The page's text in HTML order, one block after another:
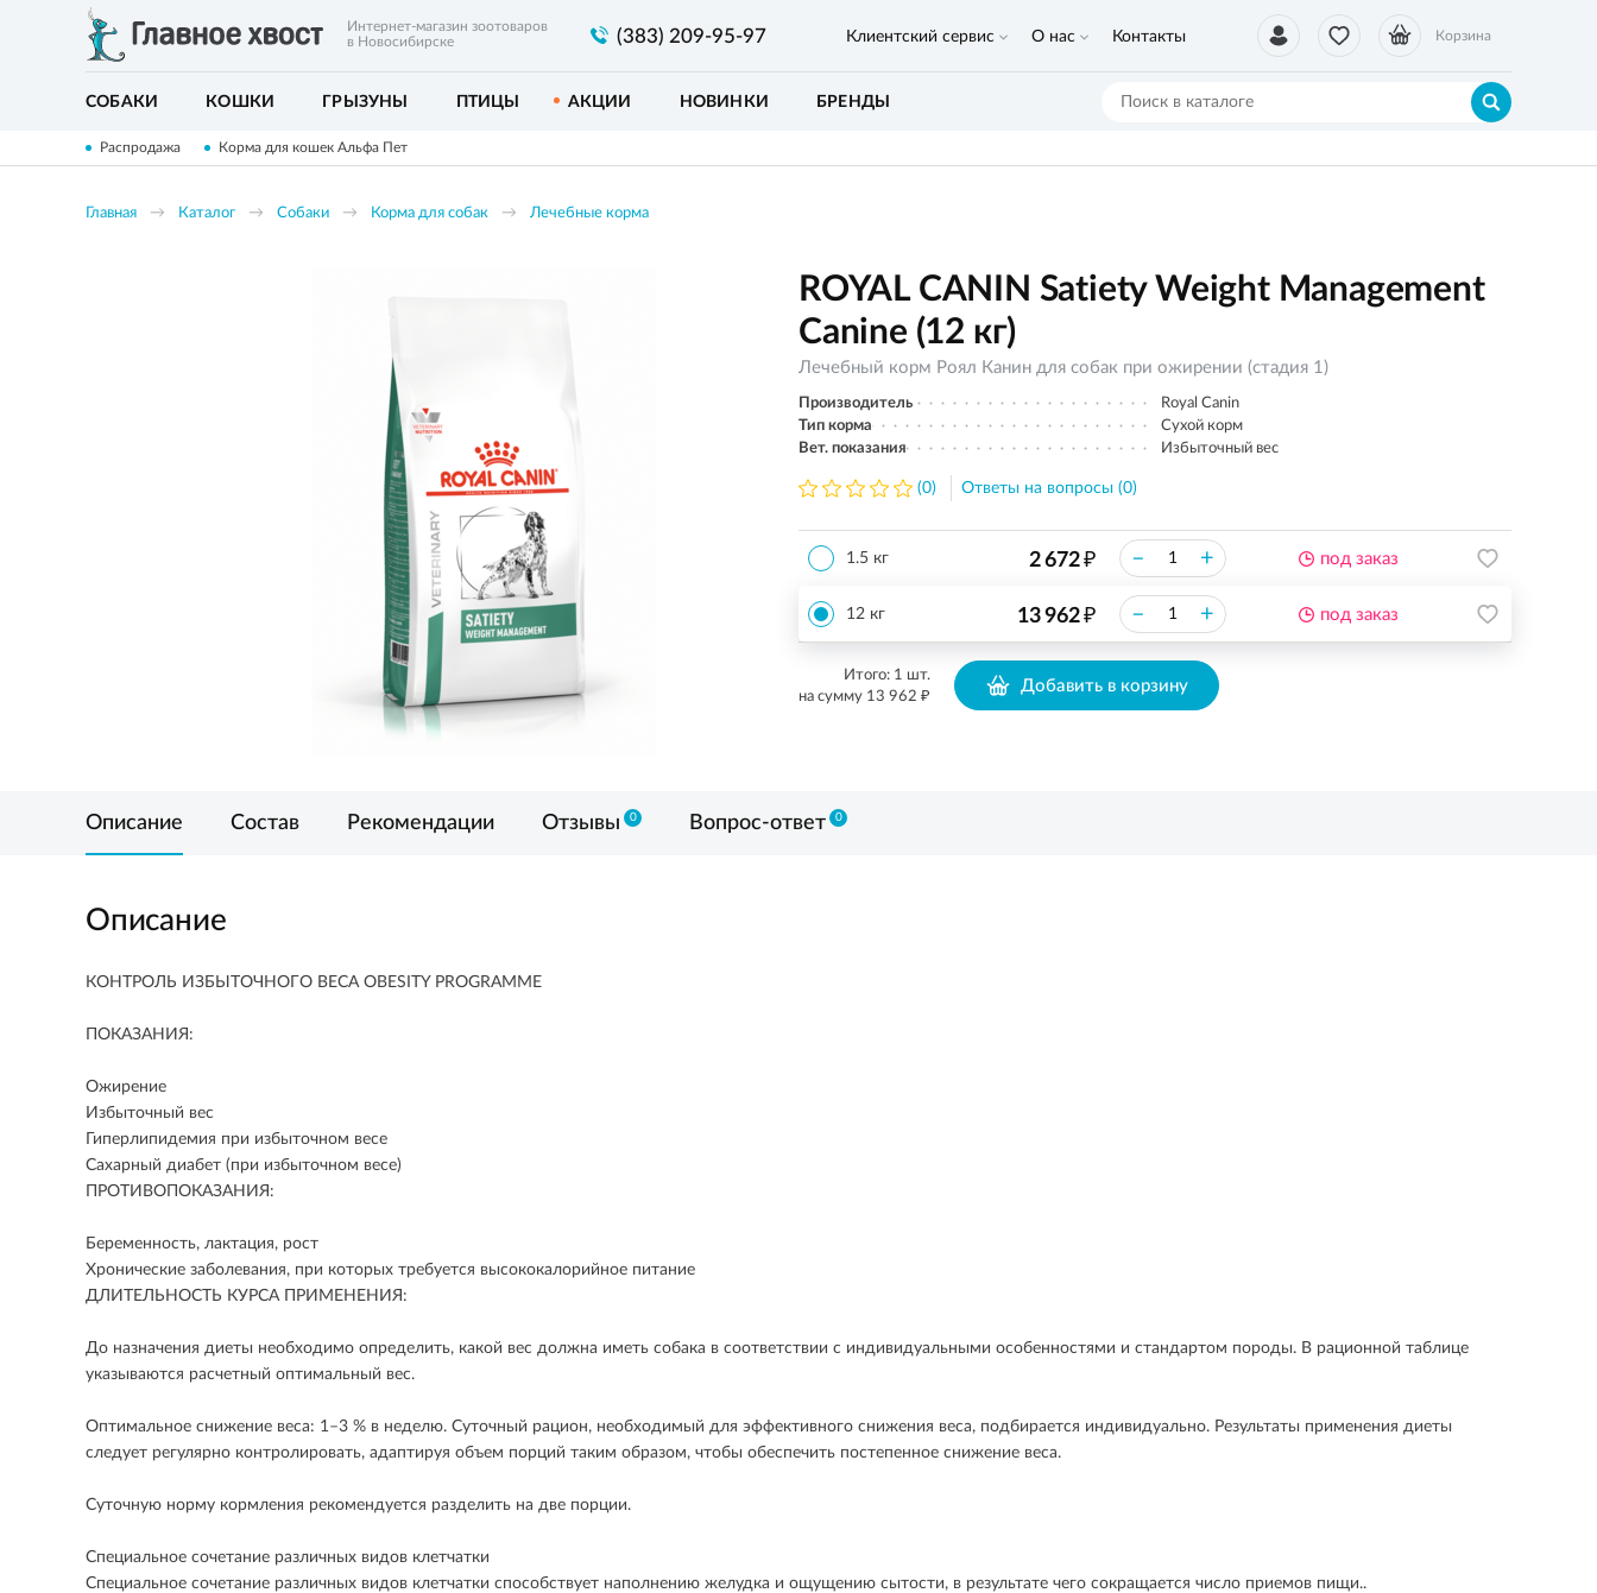
Интернет-магазин зоотоваров
в Новосибирске
(383) 209-95-97 Корзина
Клиентский сервис О нас Контакты
СОБАКИ КОШКИ ГРЫЗУНЫ ПТИЦЫ АКЦИИ НОВИНКИ БРЕНДЫ
Распродажа Корма для кошек Альфа Пет
Главная Каталог Собаки Корма для собак Лечебные корма
ROYAL CANIN Satiety Weight Management
Canine (12 кг)
Лечебный корм Роял Канин для собак при ожирении (стадия 1)
Производитель
Royal Canin
Тип корма
Сухой корм
Вет. показания
Избыточный вес
(0) Ответы на вопросы (0)
1.5 кг 2 672₽ – + под заказ
12 кг 13 962₽ – + под заказ
Итого: 1 шт.
на сумму 13 962 ₽ Добавить в корзину
Описание Состав Рекомендации Отзывы 0 Вопрос-ответ 0
Описание
КОНТРОЛЬ ИЗБЫТОЧНОГО ВЕСА OBESITY PROGRAMME
ПОКАЗАНИЯ:
Ожирение
Избыточный вес
Гиперлипидемия при избыточном весе
Сахарный диабет (при избыточном весе)
ПРОТИВОПОКАЗАНИЯ:
Беременность, лактация, рост
Хронические заболевания, при которых требуется высококалорийное питание
ДЛИТЕЛЬНОСТЬ КУРСА ПРИМЕНЕНИЯ:
До назначения диеты необходимо определить, какой вес должна иметь собака в соответствии с индивидуальными особенностями и стандартом породы. В рационной таблице
указываются расчетный оптимальный вес.
Оптимальное снижение веса: 1–3 % в неделю. Суточный рацион, необходимый для эффективного снижения веса, подбирается индивидуально. Результаты применения диеты
следует регулярно контролировать, адаптируя объем порций таким образом, чтобы обеспечить постепенное снижение веса.
Суточную норму кормления рекомендуется разделить на две порции.
Специальное сочетание различных видов клетчатки
Специальное сочетание различных видов клетчатки способствует наполнению желудка и ощущению сытости, в результате чего сокращается число приемов пищи..